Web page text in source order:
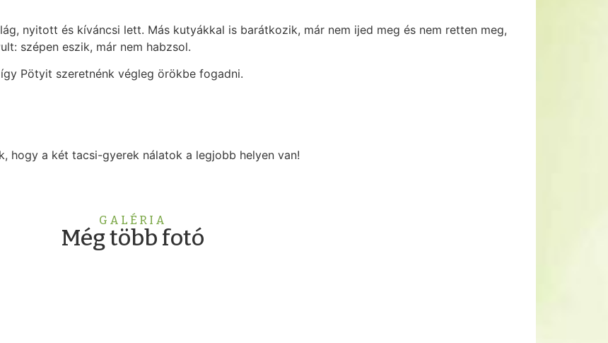
nyitott és kíváncsi lett. Más kutyákkal is barátkozik, már nem ijed meg és nem retten meg,
szépen eszik, már nem habzsol.
Pötyit szeretnénk végleg örökbe fogadni.
hogy a két tacsi-gyerek nálatok a legjobb helyen van!
GALÉRIA
Még több fotó